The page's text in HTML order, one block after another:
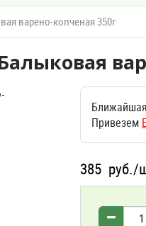
варено-копченая 350г
Привезем
385 руб./